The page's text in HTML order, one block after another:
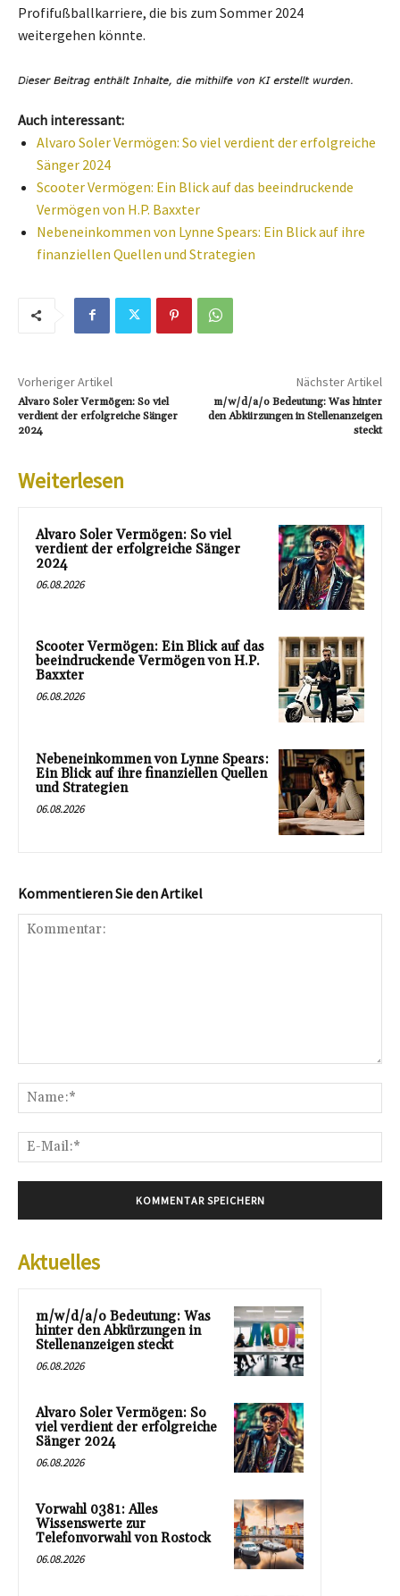
Profifußballkarriere, die bis zum Sommer 2024
weitergehen könnte.
Auch interessant:
Alvaro Soler Vermögen: So viel verdient der erfolgreiche
Sänger 2024
Scooter Vermögen: Ein Blick auf das beeindruckende
Vermögen von H.P. Baxxter
Nebeneinkommen von Lynne Spears: Ein Blick auf ihre
finanziellen Quellen und Strategien
Vorheriger Artikel
Alvaro Soler Vermögen: So viel
verdient der erfolgreiche Sänger
2024
Nächster Artikel
m/w/d/a/o Bedeutung: Was hinter
den Abkürzungen in Stellenanzeigen
steckt
Weiterlesen
Alvaro Soler Vermögen: So viel
verdient der erfolgreiche Sänger
2024
06.08.2026
Scooter Vermögen: Ein Blick auf das
beeindruckende Vermögen von H.P.
Baxxter
06.08.2026
Nebeneinkommen von Lynne Spears:
Ein Blick auf ihre finanziellen Quellen
und Strategien
06.08.2026
Kommentieren Sie den Artikel
Aktuelles
m/w/d/a/o Bedeutung: Was
hinter den Abkürzungen in
Stellenanzeigen steckt
06.08.2026
Alvaro Soler Vermögen: So
viel verdient der erfolgreiche
Sänger 2024
06.08.2026
Vorwahl 0381: Alles
Wissenswerte zur
Telefonvorwahl von Rostock
06.08.2026